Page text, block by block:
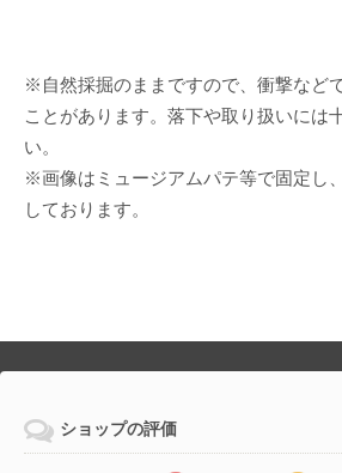
※自然採掘のままですので、衝撃など
ことがあります。落下や取り扱いには
い。
※画像はミュージアムパテ等で固定し
しております。
ショップの評価